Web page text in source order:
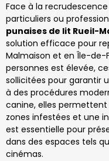
Face à la
particuliers ou
punaises de lit Rueil-
solution efficace pour
Malmaison et en Île-de-
personnes est élevée,
sollicitées pour garantir
à des procédures
canine, elles
zones infestées et une
est essentielle pour
dans des espaces tels
cinémas.